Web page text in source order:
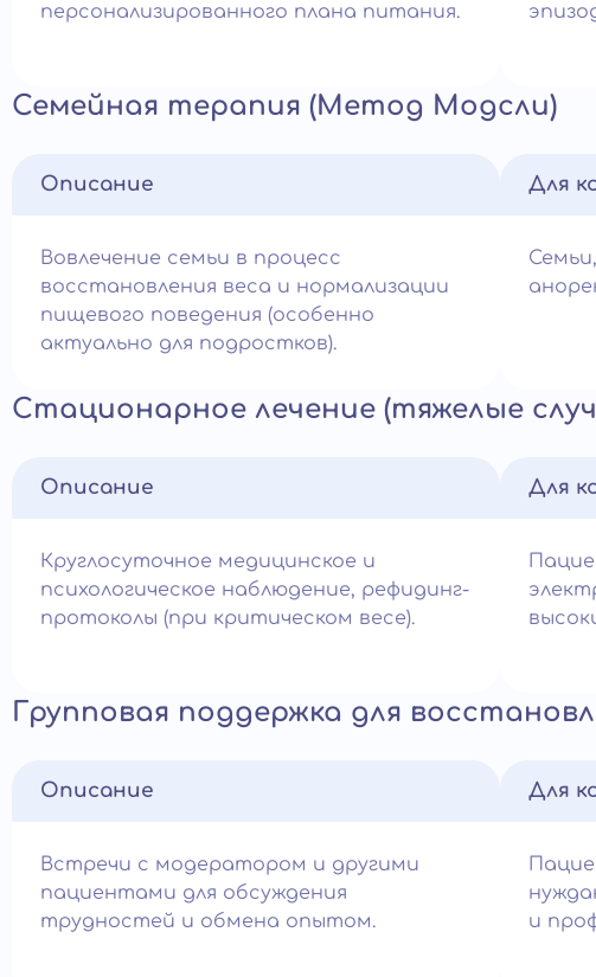
персонализированного плана питания.
Семейная терапия (Метод Модсли)
Описание
Вовлечение семьи в процесс
восстановления веса и нормализации
пищевого поведения (особенно
актуально для подростков).
Для
Стационарное лечение (тяжелые
Описание
Круглосуточное медицинское и
психологическое наблюдение, рефидинг-
протоколы (при критическом весе).
Для
Групповая поддержка для
Описание
Встречи с модератором и другими
пациентами для обсуждения
трудностей и обмена опытом.
Для
и